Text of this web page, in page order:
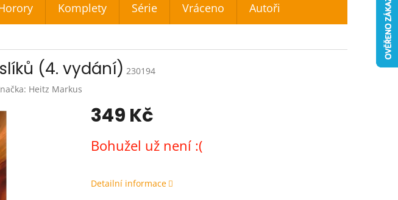
Komplety Série Vráceno Autoři
(4. vydání) 230194
Heitz Markus
349 Kč
cena:
Bohužel už není :(
Detailní informace